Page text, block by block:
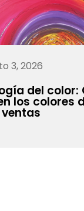
3, 2026
del color:
los colores